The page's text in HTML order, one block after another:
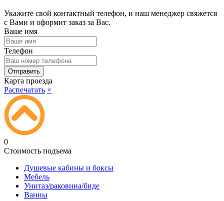
Укажите свой контактный телефон, и наш менеджер свяжется
с Вами и оформит заказ за Вас.
Ваше имя
Телефон
Карта проезда
Распечатать ×
0
Стоимость подъема
Душевые кабины и боксы
Мебель
Унитаз/раковина/биде
Ванны